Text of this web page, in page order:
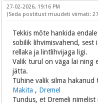
27-02-2026, 19:16 PM
(Seda postitust muudeti viimati:
Tekkis mõte hankida
sobilik lihvimisvahend, sest
rellaka ja lintlihvijaga ligi.
Valik turul on väga lai ning
jätta.
Tühine valik silma hakanud
Makita , Dremel
Tundus, et Dremeli nimelist